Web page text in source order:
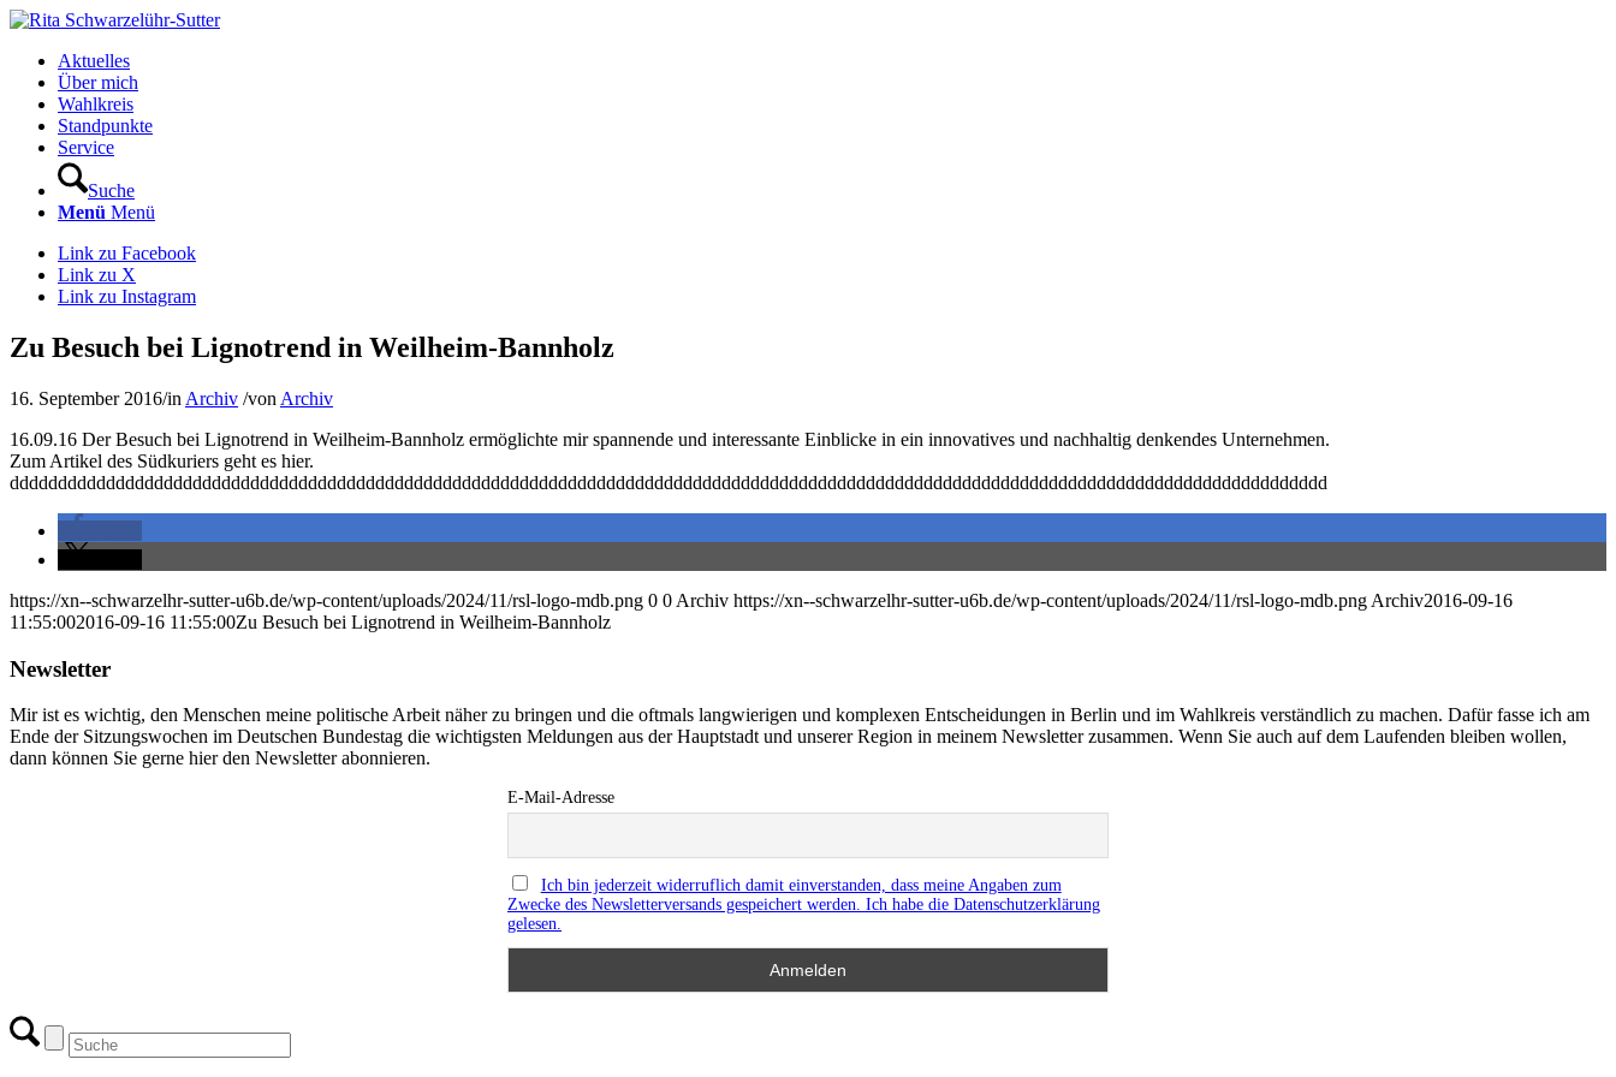
Aktuelles
Über mich
Wahlkreis
Standpunkte
Service
Suche
Menü Menü
Link zu Facebook
Link zu X
Link zu Instagram
Zu Besuch bei Lignotrend in Weilheim-Bannholz
16. September 2016/in Archiv /von Archiv
16.09.16 Der Besuch bei Lignotrend in Weilheim-Bannholz ermöglichte mir spannende und interessante Einblicke in ein innovatives und nachhaltig denkendes Unternehmen.
Zum Artikel des Südkuriers geht es hier.
ddddddddddddddddddddddddddddddddddddddddddddddddddddddddddddddddddddddddddddddddddddddddddddddddddddddddddddddddddddddddddddddddddddddddd
https://xn--schwarzelhr-sutter-u6b.de/wp-content/uploads/2024/11/rsl-logo-mdb.png 0 0 Archiv https://xn--schwarzelhr-sutter-u6b.de/wp-content/uploads/2024/11/rsl-logo-mdb.png Archiv2016-09-16
11:55:002016-09-16 11:55:00Zu Besuch bei Lignotrend in Weilheim-Bannholz
Newsletter
Mir ist es wichtig, den Menschen meine politische Arbeit näher zu bringen und die oftmals langwierigen und komplexen Entscheidungen in Berlin und im Wahlkreis verständlich zu machen. Dafür fasse ich am
Ende der Sitzungswochen im Deutschen Bundestag die wichtigsten Meldungen aus der Hauptstadt und unserer Region in meinem Newsletter zusammen. Wenn Sie auch auf dem Laufenden bleiben wollen,
dann können Sie gerne hier den Newsletter abonnieren.
E-Mail-Adresse
Ich bin jederzeit widerruflich damit einverstanden, dass meine Angaben zum
Zwecke des Newsletterversands gespeichert werden. Ich habe die Datenschutzerklärung
gelesen.